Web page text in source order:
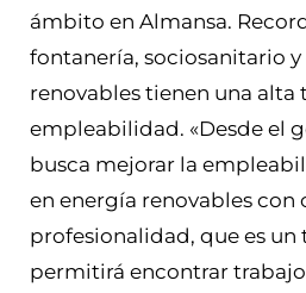
ámbito en Almansa.
fontanería, sociosanitario y
renovables tienen una alta
empleabilidad. «Desde el
busca mejorar la
en energía renovables con
profesionalidad, que es un
permitirá encontrar